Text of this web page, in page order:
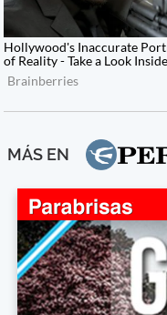
MÁS EN